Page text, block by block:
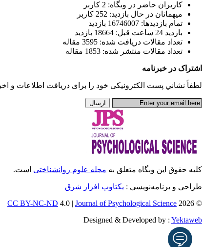
کاربران حاضر در وبگاه: 2 کاربر
ميهمانان در حال بازديد: 252 کاربر
تمام بازديد‌ها: 16746007 بازدید
بازديد 24 ساعت قبل: 18664 بازدید
تعداد مقالات دریافت شده: 3595 مقاله
تعداد مقالات منتشر شده: 1853 مقاله
اشتراک در خبرنامه
لطفاً نشاني پست الكترونيكی خود را برای دريافت اطلاعات و
کلیه حقوق این وبگاه متعلق به مجله علوم روانشناختی است.
طراحی و برنامه‌نویسی : یکتاوب افزار شرق
© 2026
CC BY-NC-ND 4.0 | Journal of Psychological Science
Designed & Developed by : Yektaweb